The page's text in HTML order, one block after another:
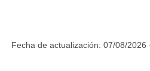
Fecha de actualización: 07/08/2026